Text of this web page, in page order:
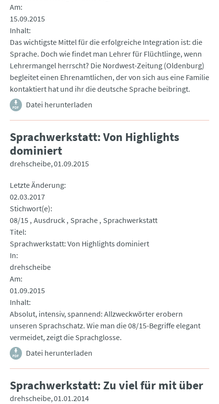
Am
15.09.2015
Inhalt
Das wichtigste Mittel für die erfolgreiche Integration ist: die
Sprache. Doch wie findet man Lehrer für Flüchtlinge, wenn
Lehrermangel herrscht? Die Nordwest-Zeitung (Oldenburg)
begleitet einen Ehrenamtlichen, der von sich aus eine Familie
kontaktiert hat und ihr die deutsche Sprache beibringt.
Datei herunterladen
Sprachwerkstatt: Von Highlights
dominiert
drehscheibe 01.09.2015
Letzte Änderung
02.03.2017
Stichwort(e)
08/15 Ausdruck Sprache Sprachwerkstatt
Titel
Sprachwerkstatt: Von Highlights dominiert
In
drehscheibe
Am
01.09.2015
Inhalt
Absolut, intensiv, spannend: Allzweckwörter erobern
unseren Sprachschatz. Wie man die 08/15-Begriffe elegant
vermeidet, zeigt die Sprachglosse.
Datei herunterladen
Sprachwerkstatt: Zu viel für mit über
drehscheibe 01.01.2014